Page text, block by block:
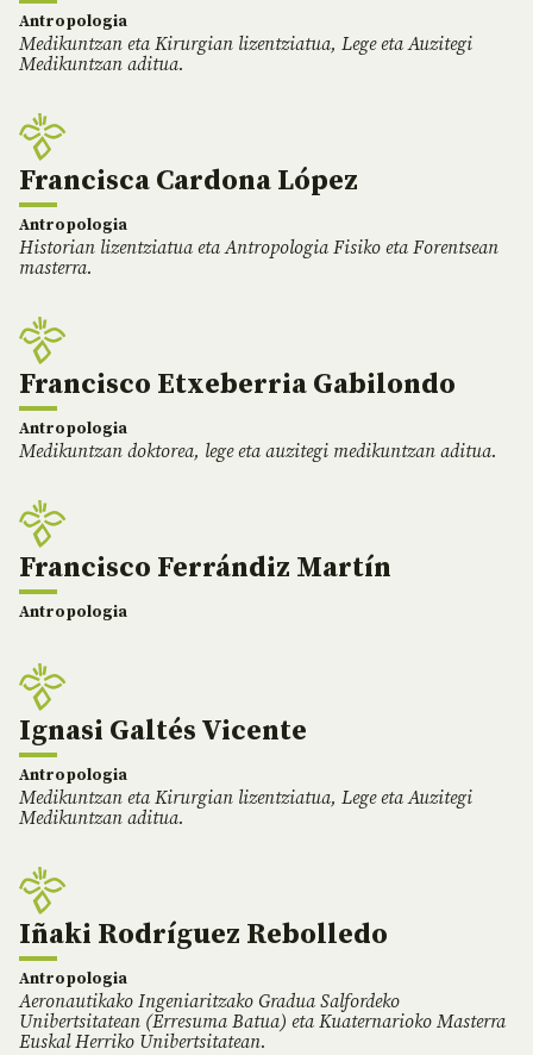
Antropologia
Medikuntzan eta Kirurgian lizentziatua, Lege eta Auzitegi
Medikuntzan aditua.
Francisca Cardona López
Antropologia
Historian lizentziatua eta Antropologia Fisiko eta Forentsean
masterra.
Francisco Etxeberria Gabilondo
Antropologia
Medikuntzan doktorea, lege eta auzitegi medikuntzan aditua.
Francisco Ferrándiz Martín
Antropologia
Ignasi Galtés Vicente
Antropologia
Medikuntzan eta Kirurgian lizentziatua, Lege eta Auzitegi
Medikuntzan aditua.
Iñaki Rodríguez Rebolledo
Antropologia
Aeronautikako Ingeniaritzako Gradua Salfordeko
Unibertsitatean (Erresuma Batua) eta Kuaternarioko Masterra
Euskal Herriko Unibertsitatean.